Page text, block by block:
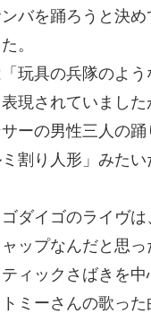
バを踊ろうと決
。
玩具の兵隊のよ
現されていました
ーの男性三人の踊
割り人形」みたい
ダイゴのライヴ
ップなんだと思
ィックさばきを
ミーさんの歌っ